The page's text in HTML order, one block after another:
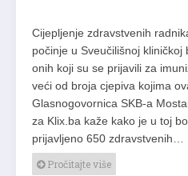
Cijepljenje zdravstvenih
počinje u Sveučilišnoj
onih koji su se prijavili za
veći od broja cjepiva kojima
Glasnogovornica SKB-a
za Klix.ba kaže kako je u toj
prijavljeno 650 zdravstvenih…
Pročitajte više